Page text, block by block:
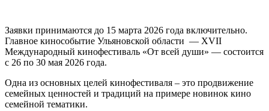
Заявки принимаются до 15 марта 2026 года включительно.
Главное кинособытие Ульяновской области — XVII
Международный кинофестиваль «От всей души» — состоится
с 26 по 30 мая 2026 года.
Одна из основных целей кинофестиваля – это продвижение
семейных ценностей и традиций на примере новинок кино
семейной тематики.